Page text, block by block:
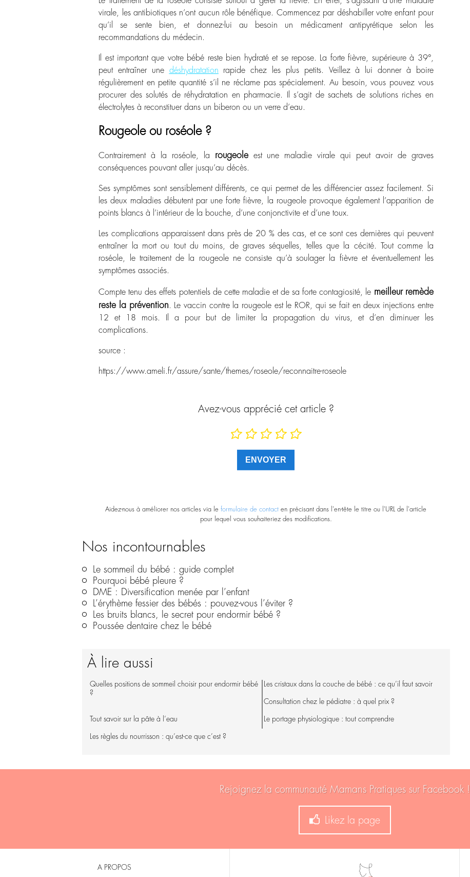
virale, les antibiotiques n’ont aucun rôle bénéfique. Commencez par déshabiller votre enfant pour
qu’il se sente bien, et donnez-lui au besoin un médicament antipyrétique selon les
recommandations du médecin.
Il est important que votre bébé reste bien hydraté et se repose. La forte fièvre, supérieure à 39°,
peut entraîner une déshydratation rapide chez les plus petits. Veillez à lui donner à boire
régulièrement en petite quantité s’il ne réclame pas spécialement. Au besoin, vous pouvez vous
procurer des solutés de réhydratation en pharmacie. Il s’agit de sachets de solutions riches en
électrolytes à reconstituer dans un biberon ou un verre d’eau.
Rougeole ou roséole ?
Contrairement à la roséole, la rougeoleest une maladie virale qui peut avoir de graves
conséquences pouvant aller jusqu’au décès.
Ses symptômes sont sensiblement différents, ce qui permet de les différencier assez facilement. Si
les deux maladies débutent par une forte fièvre, la rougeole provoque également l’apparition de
points blancs à l’intérieur de la bouche, d’une conjonctivite et d’une toux.
Les complications apparaissent dans près de 20 % des cas, et ce sont ces dernières qui peuvent
entraîner la mort ou tout du moins, de graves séquelles, telles que la cécité. Tout comme la
roséole, le traitement de la rougeole ne consiste qu’à soulager la fièvre et éventuellement les
symptômes associés.
Compte tenu des effets potentiels de cette maladie et de sa forte contagiosité, le meilleur remède
reste la prévention. Le vaccin contre la rougeole est le ROR, qui se fait en deux injections entre
12 et 18 mois. Il a pour but de limiter la propagation du virus, et d’en diminuer les
complications.
source :
https://www.ameli.fr/assure/sante/themes/roseole/reconnaitre-roseole
Avez-vous apprécié cet article ?
Aidez-nous à améliorer nos articles via leformulaire de contact en précisant dans l'en-tête le titre ou l'URL de l'article
pour lequel vous souhaiteriez des modifications.
Nos incontournables
Le sommeil du bébé : guide complet
Pourquoi bébé pleure ?
DME : Diversification menée par l’enfant
L’érythème fessier des bébés : pouvez-vous l’éviter ?
Les bruits blancs, le secret pour endormir bébé ?
Poussée dentaire chez le bébé
À lire aussi
Quelles positions de sommeil choisir pour endormir bébé
?
Les cristaux dans la couche de bébé : ce qu’il faut savoir
Consultation chez le pédiatre : à quel prix ?
Tout savoir sur la pâte à l’eau Le portage physiologique : tout comprendre
Les règles du nourrisson : qu’est-ce que c’est ?
Rejoignez la communauté Mamans Pratiques sur Facebook !
Likez la page
A PROPOS